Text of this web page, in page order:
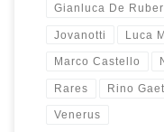
Gianluca De
Jovanotti Luca
Marco Castello
Rares Rino
Venerus